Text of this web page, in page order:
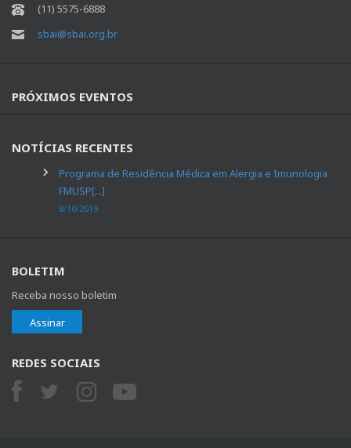
(11) 5575-6888
sbai@sbai.org.br
PRÓXIMOS EVENTOS
NOTÍCIAS RECENTES
Programa de Residência Médica em Alergia e Imunologia
FMUSP[...]
8/10/2019
BOLETIM
Receba nosso boletim
Assinar
REDES SOCIAIS